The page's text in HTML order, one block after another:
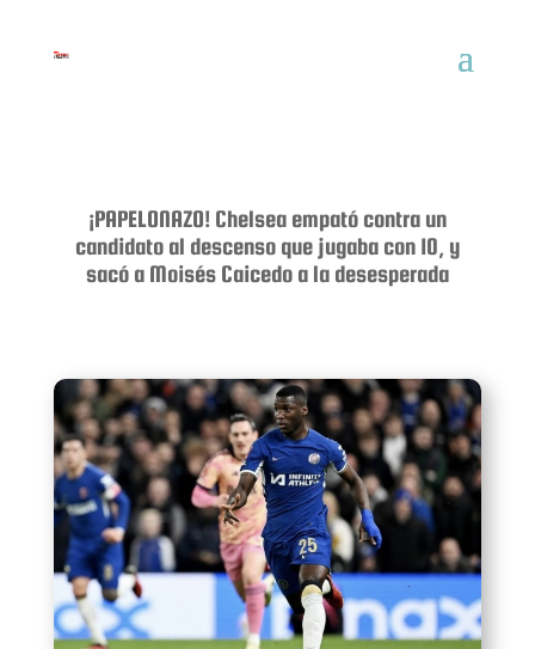
¡PAPELONAZO! Chelsea empató contra un
candidato al descenso que jugaba con 10, y
sacó a Moisés Caicedo a la desesperada